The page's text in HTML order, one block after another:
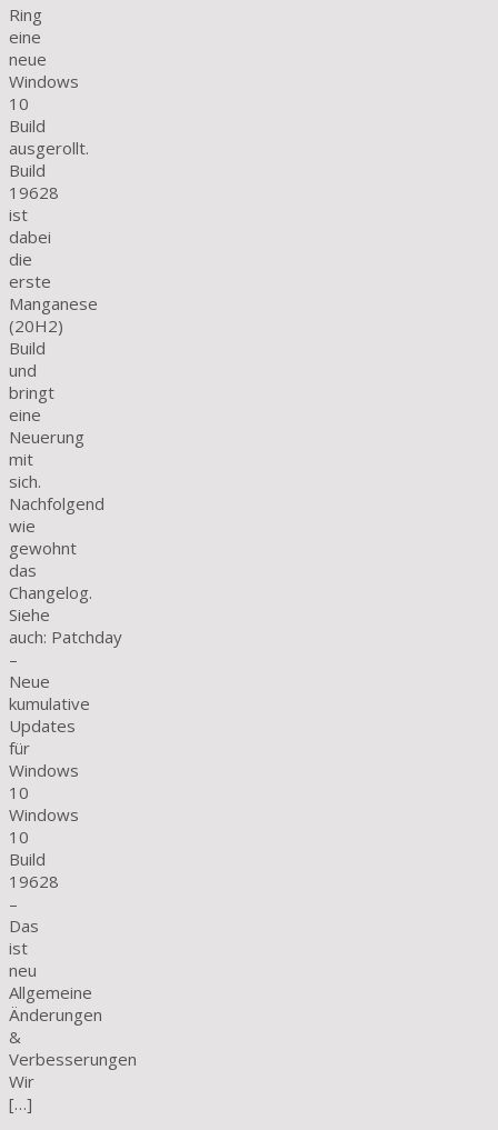
Ring
eine
neue
Windows
10
Build
ausgerollt.
Build
19628
ist
dabei
die
erste
Manganese
(20H2)
Build
und
bringt
eine
Neuerung
mit
sich.
Nachfolgend
wie
gewohnt
das
Changelog.
Siehe
auch: Patchday
–
Neue
kumulative
Updates
für
Windows
10
Windows
10
Build
19628
–
Das
ist
neu
Allgemeine
Änderungen
&
Verbesserungen
Wir
[…]